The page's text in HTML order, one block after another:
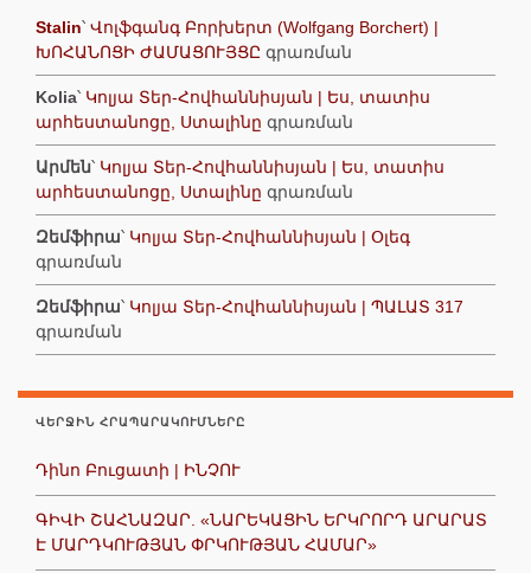
Stalin՝ Վոլֆգանգ Բորխերտ (Wolfgang Borchert) |
ԽՈՀԱՆՈՑԻ ԺԱՄԱՑՈՒՅՑԸ գրառման
Kolia՝ Կոլյա Տեր-Հովհաննիսյան | Ես, տատիս
արհեստանոցը, Ստալինը գրառման
Արմեն՝ Կոլյա Տեր-Հովհաննիսյան | Ես, տատիս
արհեստանոցը, Ստալինը գրառման
Զեմֆիրա՝ Կոլյա Տեր-Հովհաննիսյան | Օլեգ
գրառման
Զեմֆիրա՝ Կոլյա Տեր-Հովհաննիսյան | ՊԱԼԱՏ 317
գրառման
ՎԵՐՋԻՆ ՀՐԱՊԱՐԱԿՈՒՄՆԵՐԸ
Դինո Բուցատի | ԻՆՉՈՒ
ԳԻՎԻ ՇԱՀՆԱԶԱՐ. «ՆԱՐԵԿԱՑԻՆ ԵՐԿՐՈՐԴ ԱՐԱՐԱՏ
Է ՄԱՐԴԿՈՒԹՅԱՆ ՓՐԿՈՒԹՅԱՆ ՀԱՄԱՐ»